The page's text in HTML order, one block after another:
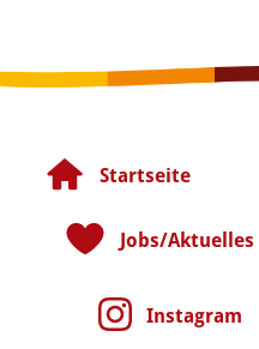
Startseite
Jobs/Aktuelles
Instagram